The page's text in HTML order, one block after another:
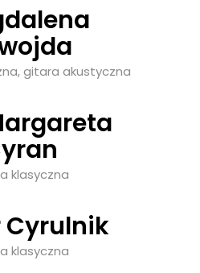
gitara akustyczna
klasyczna
Cyrulnik
klasyczna